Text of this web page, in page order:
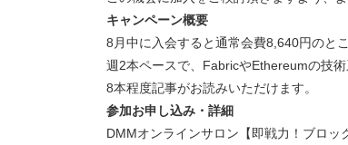
キャンペーン概要
8月中に入会すると通常会費8,640円のと
週2本ペースで、FabricやEthereumの技
8本程度記事がお読みいただけます。
参加お申し込み・詳細
DMMオンラインサロン【即戦力！ブロッ